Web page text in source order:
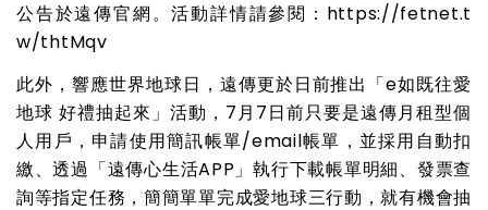
公告於遠傳官網。活動詳情請參閱： https://fetnet.t
w/thtMqv
此外，響應世界地球日，遠傳更於日前推出「e如既往愛
地球 好禮抽起來」活動，7月7日前只要是遠傳月租型個
人用戶，申請使用簡訊帳單/email帳單，並採用自動扣
繳、透過「遠傳心生活APP」執行下載帳單明細、發票查
詢等指定任務，簡簡單單完成愛地球三行動，就有機會抽